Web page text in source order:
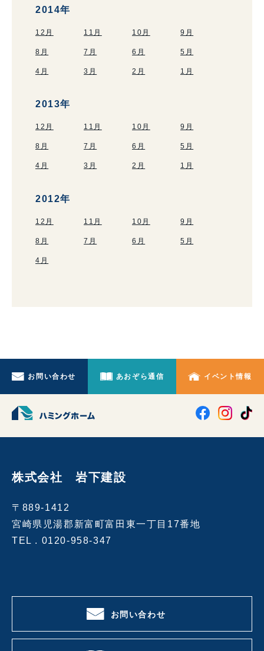
2014年
12月 11月 10月 9月
8月 7月 6月 5月
4月 3月 2月 1月
2013年
12月 11月 10月 9月
8月 7月 6月 5月
4月 3月 2月 1月
2012年
12月 11月 10月 9月
8月 7月 6月 5月
4月
お問い合わせ あおぞら通信 イベント情報
株式会社 岩下建設
〒889-1412
宮崎県児湯郡新富町富田東一丁目17番地
TEL . 0120-958-347
お問い合わせ